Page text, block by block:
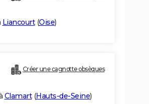
Liancourt(Oise)
Créer une cagnotte obsèques
Clamart(Hauts-de-Seine)